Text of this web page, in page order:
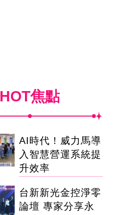
HOT焦點
AI時代！威力馬導
入智慧營運系統提
升效率
台新新光金控淨零
論壇 專家分享永